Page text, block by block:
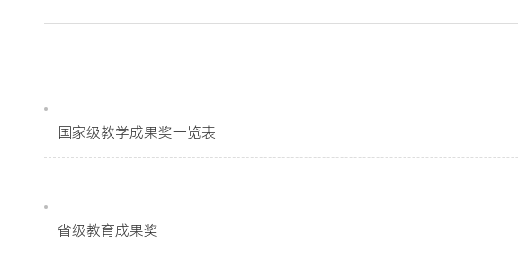
国家级教学成果奖一览表
省级教育成果奖